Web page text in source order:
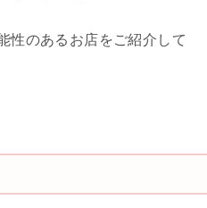
性のあるお店をご紹介して